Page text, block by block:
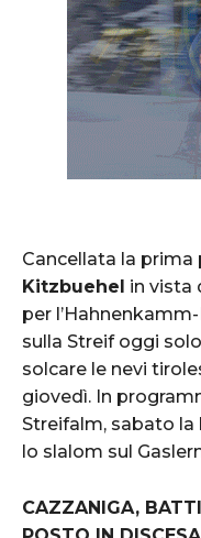
Cancellata la
Kitzbuehel in vista
per
sulla Streif oggi
solcare le nevi
giovedì. In
Streifalm, sabato la
lo slalom sul
CAZZANIGA,